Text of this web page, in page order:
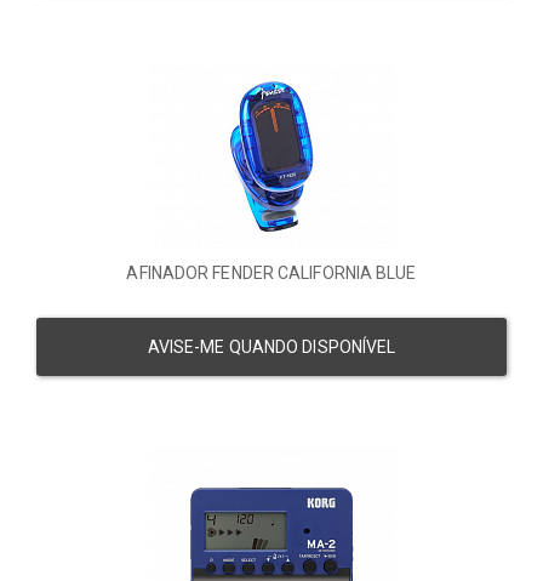
AFINADOR FENDER CALIFORNIA BLUE
AVISE-ME QUANDO DISPONÍVEL